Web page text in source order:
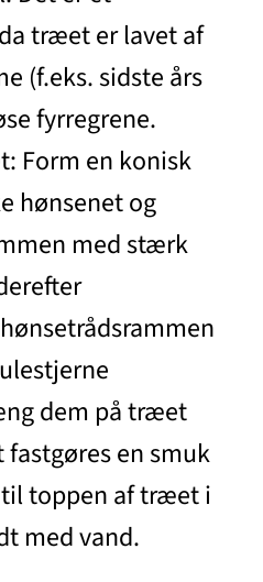
træet er lavet af
(f.eks. sidste års
fyrregrene.
Form en konisk
hønsenet og
med stærk
dem på træet
en smuk
toppen af træet i
med vand.